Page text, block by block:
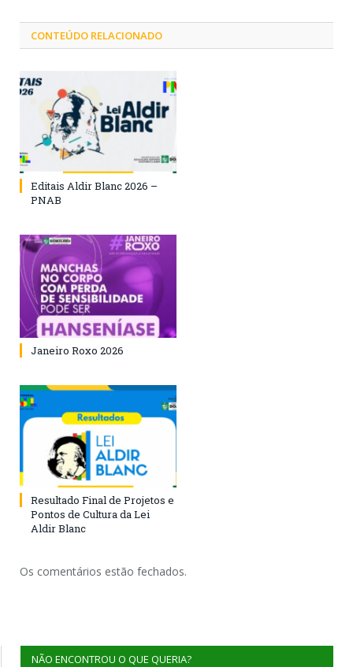
CONTEÚDO RELACIONADO
Editais Aldir Blanc 2026 –
PNAB
Janeiro Roxo 2026
Resultado Final de Projetos e
Pontos de Cultura da Lei
Aldir Blanc
Os comentários estão fechados.
NÃO ENCONTROU O QUE QUERIA?